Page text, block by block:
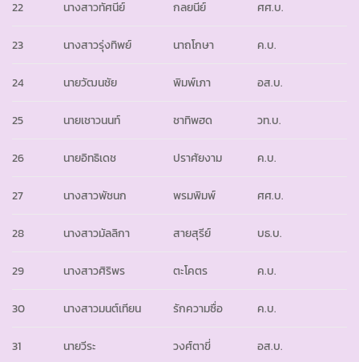
22 นางสาวทัศนีย์ กลยนีย์ ศศ.บ.
23 นางสาวรุ่งทิพย์ นาถโกษา ค.บ.
24 นายวัฒนชัย พิมพ์เภา อส.บ.
25 นายเชาวนนท์ ชาทิพฮด วท.บ.
26 นายอิทธิเดช ปราศัยงาม ค.บ.
27 นางสาวพัชนก พรมพิมพ์ ศศ.บ.
28 นางสาวมัลลิกา สายสุรีย์ บธ.บ.
29 นางสาวศิริพร ตะโคตร ค.บ.
30 นางสาวมนต์เทียน รักความซื่อ ค.บ.
31 นายวีระ วงศ์ตาขี่ อส.บ.